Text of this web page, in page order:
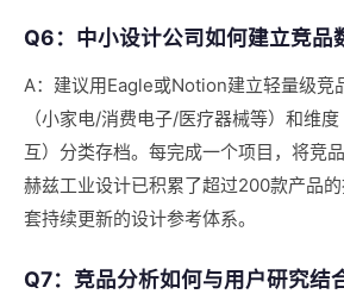
Q6：中小设计公司如何建立竞品
A：建议用Eagle或Notion建立轻量级竞
（小家电/消费电子/医疗器械等）和维
互）分类存档。每完成一个项目，将竞
赫兹工业设计已积累了超过200款产品
套持续更新的设计参考体系。
Q7：竞品分析如何与用户研究结